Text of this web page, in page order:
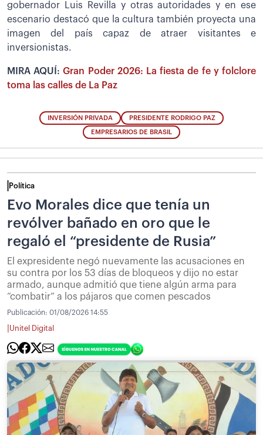
gobernador Luis Revilla y otras autoridades y en ese
escenario destacó que la cultura también proyecta una
imagen del país capaz de atraer visitantes e
inversionistas.
MIRA AQUÍ:Gran Poder 2026: La fiesta de fe y folclore
toma las calles de La Paz
INVERSIÓN PRIVADA PRESIDENTE RODRIGO PAZ
EMPRESARIOS DE BRASIL
Política
Evo Morales dice que tenía un
revólver bañado en oro que le
regaló el “presidente de Rusia”
El expresidente negó nuevamente las acusaciones en
su contra por los 53 días de bloqueos y dijo no estar
armado, aunque admitió que tiene algún arma para
“combatir” a los pájaros que comen pescados
Publicación: 01/08/2026 14:55
Unitel Digital